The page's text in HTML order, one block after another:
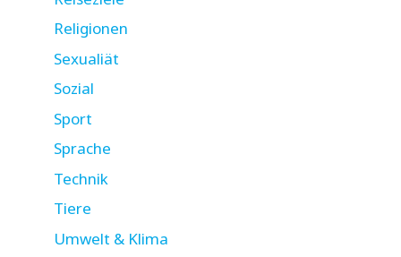
Religionen
Sexualiät
Sozial
Sport
Sprache
Technik
Tiere
Umwelt & Klima